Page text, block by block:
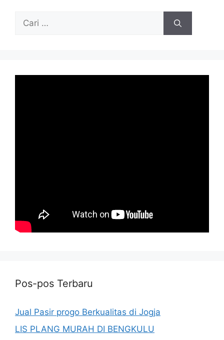
Cari
Pos-pos Terbaru
Jual Pasir progo Berkualitas di Jogja
LIS PLANG MURAH DI BENGKULU